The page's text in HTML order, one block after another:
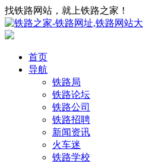
找铁路网站，就上铁路之家！
首页
导航
铁路局
铁路论坛
铁路公司
铁路招聘
新闻资讯
火车迷
铁路学校